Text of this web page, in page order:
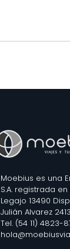
Moebius es una
S.A. registrada
Legajo 13490
Julián Alvarez
Tel. (54 11) 4823-